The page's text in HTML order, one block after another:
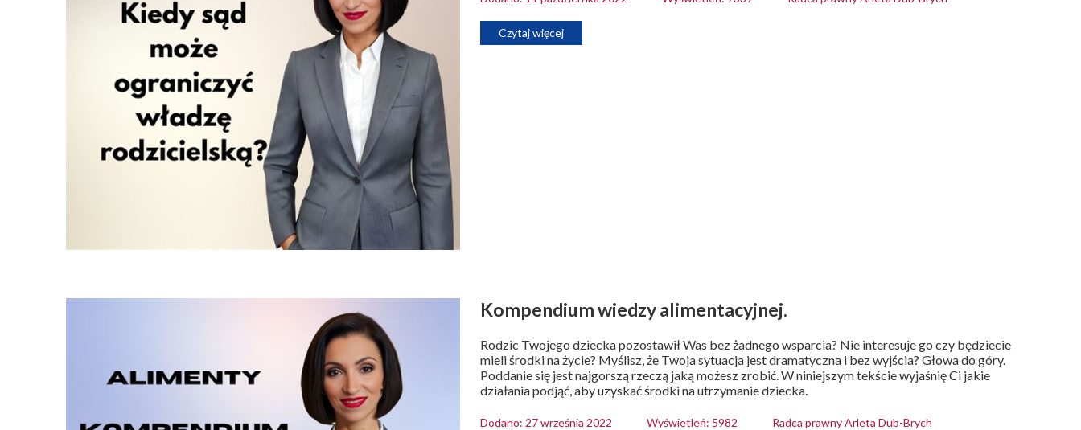
Czytaj więcej
Kompendium wiedzy alimentacyjnej.
Rodzic Twojego dziecka pozostawił Was bez żadnego wsparcia? Nie interesuje go czy będziecie
mieli środki na życie? Myślisz, że Twoja sytuacja jest dramatyczna i bez wyjścia? Głowa do góry.
Poddanie się jest najgorszą rzeczą jaką możesz zrobić. W niniejszym tekście wyjaśnię Ci jakie
działania podjąć, aby uzyskać środki na utrzymanie dziecka.
Dodano: 27 września 2022 Wyświetleń: 5982 Radca prawny Arleta Dub-Brych